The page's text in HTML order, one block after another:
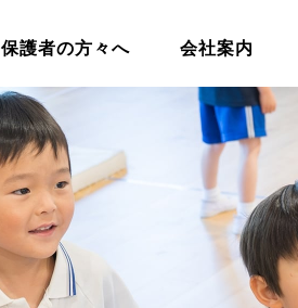
保護者の方々へ 会社案内